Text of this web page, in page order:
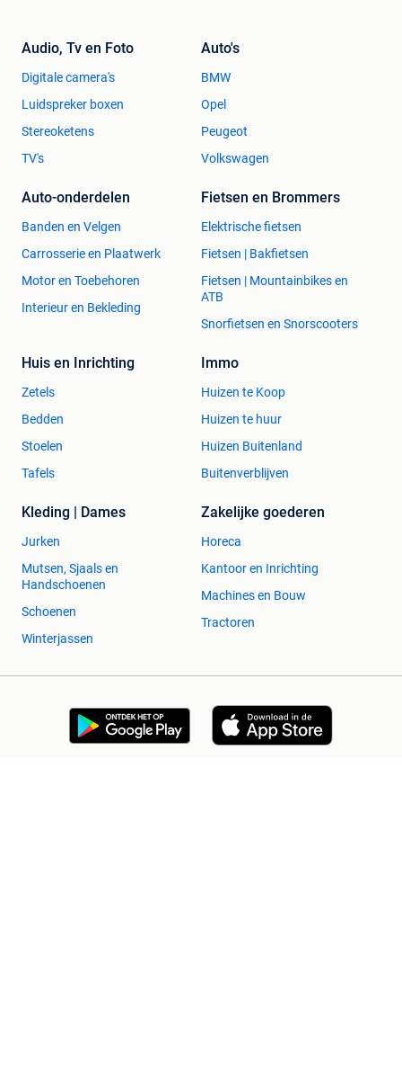
Audio, Tv en Foto
Digitale camera's
Luidspreker boxen
Stereoketens
TV's
Auto's
BMW
Opel
Peugeot
Volkswagen
Auto-onderdelen
Banden en Velgen
Carrosserie en Plaatwerk
Motor en Toebehoren
Interieur en Bekleding
Fietsen en Brommers
Elektrische fietsen
Fietsen | Bakfietsen
Fietsen | Mountainbikes en
ATB
Snorfietsen en Snorscooters
Huis en Inrichting
Zetels
Bedden
Stoelen
Tafels
Immo
Huizen te Koop
Huizen te huur
Huizen Buitenland
Buitenverblijven
Kleding | Dames
Jurken
Mutsen, Sjaals en
Handschoenen
Schoenen
Winterjassen
Zakelijke goederen
Horeca
Kantoor en Inrichting
Machines en Bouw
Tractoren